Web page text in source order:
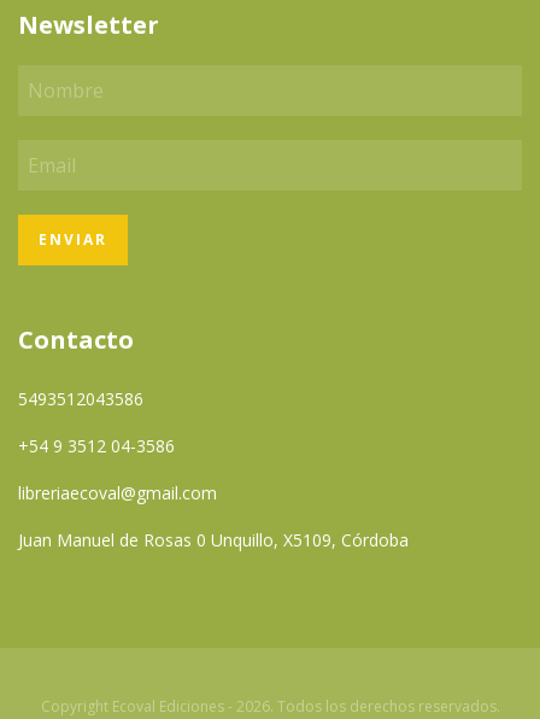
Newsletter
Contacto
5493512043586
+54 9 3512 04-3586
libreriaecoval@gmail.com
Juan Manuel de Rosas 0 Unquillo, X5109, Córdoba
Copyright Ecoval Ediciones - 2026. Todos los derechos reservados.